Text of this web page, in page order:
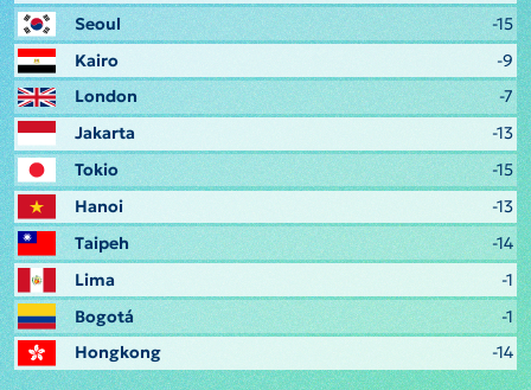
Seoul
-15
Kairo
-9
London
-7
Jakarta
-13
Tokio
-15
Hanoi
-13
Taipeh
-14
Lima
-1
Bogotá
-1
Hongkong
-14